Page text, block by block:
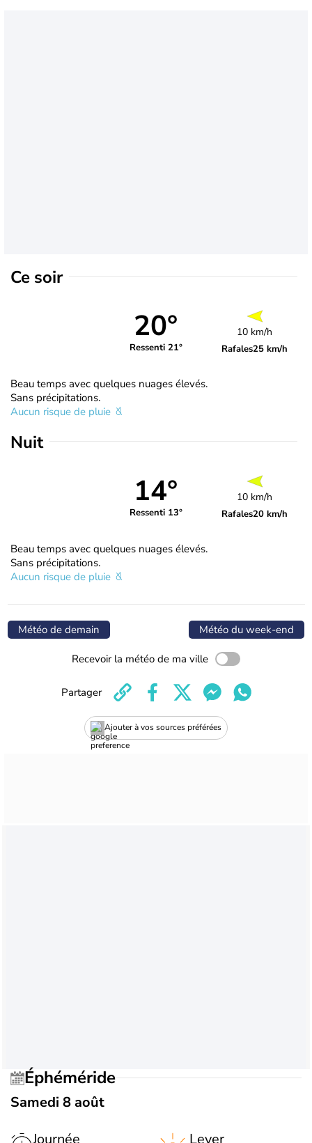
Ce soir
20°
Ressenti 21°
10 km/h
Rafales25 km/h
Beau temps avec quelques nuages élevés.
Sans précipitations.
Aucun risque de pluie
Nuit
14°
Ressenti 13°
10 km/h
Rafales20 km/h
Beau temps avec quelques nuages élevés.
Sans précipitations.
Aucun risque de pluie
Météo de demain Météo du week-end
Recevoir la météo de ma ville
Ajouter à vos sources préférées
Partager
Éphéméride
Samedi 8 août
Journée
Lever